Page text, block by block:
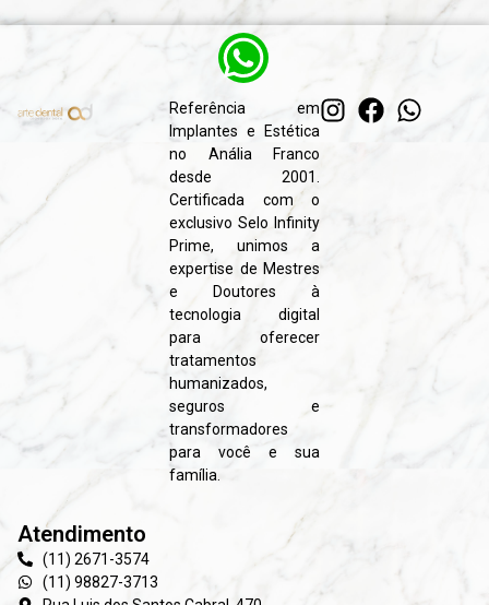
Referência em
Implantes e Estética
no Anália Franco
desde 2001.
Certificada com o
exclusivo Selo Infinity
Prime, unimos a
expertise de Mestres
e Doutores à
tecnologia digital
para oferecer
tratamentos
humanizados,
seguros e
transformadores
para você e sua
família.
Atendimento
(11) 2671-3574
(11) 98827-3713